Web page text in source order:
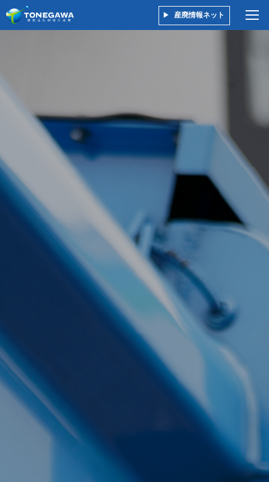
産廃情報ネット